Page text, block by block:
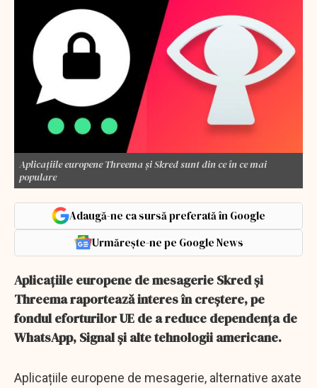
Aplicațiile europene Threema și Skred sunt din ce în ce mai
populare
Adaugă-ne ca sursă preferată în Google
Urmărește-ne pe Google News
Aplicațiile europene de mesagerie Skred și
Threema raportează interes în creștere, pe
fondul eforturilor UE de a reduce dependența de
WhatsApp, Signal și alte tehnologii americane.
Aplicațiile europene de mesagerie, alternative axate